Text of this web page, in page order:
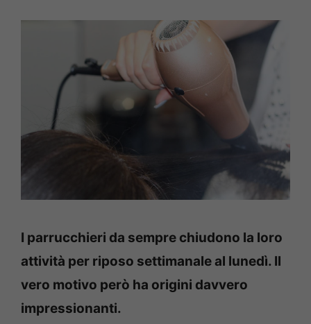
I parrucchieri da sempre chiudono la loro
attività per riposo settimanale al lunedì. Il
vero motivo però ha origini davvero
impressionanti.